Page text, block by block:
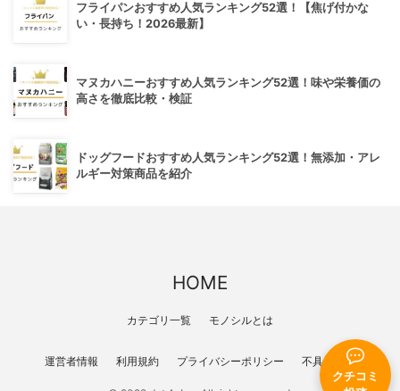
クチコミ
フライパンおすすめ人気ランキング52選！【焦げ付かな
い・長持ち！2026最新】
マヌカハニーおすすめ人気ランキング52選！味や栄養価の
高さを徹底比較・検証
ドッグフードおすすめ人気ランキング52選！無添加・アレ
ルギー対策商品を紹介
HOME
カテゴリ一覧 モノシルとは
運営者情報 利用規約 プライバシーポリシー 不具合報告